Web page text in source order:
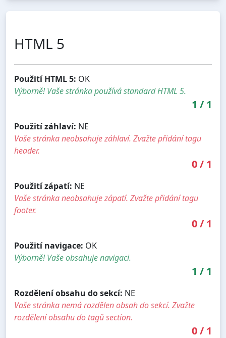
HTML 5
Použití HTML 5: OK
Výborně! Vaše stránka používá standard HTML 5.
1 / 1
Použití záhlaví: NE
Vaše stránka neobsahuje záhlaví. Zvažte přidání tagu
header.
0/ 1
Použití zápatí: NE
Vaše stránka neobsahuje zápatí. Zvažte přidání tagu
footer.
0/ 1
Použití navigace: OK
Výborně! Vaše obsahuje navigaci.
1 / 1
Rozdělení obsahu do sekcí: NE
Vaše stránka nemá rozdělen obsah do sekcí. Zvažte
rozdělení obsahu do tagů section.
0/ 1